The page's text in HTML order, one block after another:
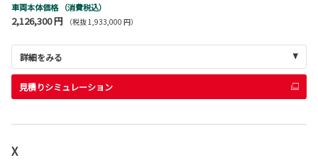
車両本体価格 （消費税込）
2,126,300 円 （税抜 1,933,000 円）
詳細をみる
見積りシミュレーション
X